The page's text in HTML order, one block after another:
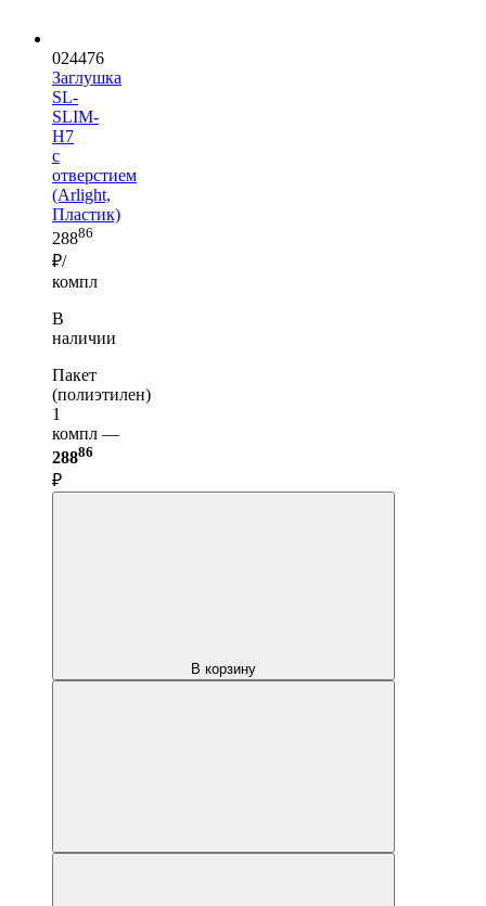
024476
Заглушка
SL-
SLIM-
H7
с
отверстием
(Arlight,
Пластик)
28886
₽/
компл
В
наличии
Пакет
(полиэтилен)
1
компл —
28886
₽
В корзину